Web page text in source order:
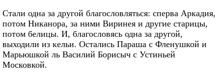
Стали одна за другой благословляться: сперва Аркадия,
потом Никанора, за ними Виринея и другие старицы,
потом белицы. И, благословясь одна за другой,
выходили из кельи. Остались Параша с Фленушкой и
Марьюшкой ль Василий Борисыч с Устиньей
Московкой.